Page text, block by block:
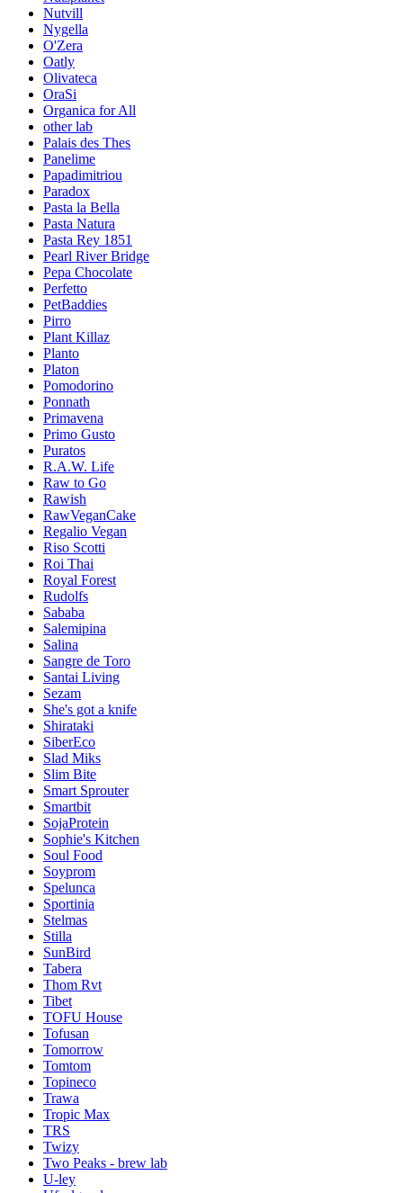
Nutvill
Nygella
O'Zera
Oatly
Olivateca
OraSi
Organica for All
other lab
Palais des Thes
Panelime
Papadimitriou
Paradox
Pasta la Bella
Pasta Natura
Pasta Rey 1851
Pearl River Bridge
Pepa Chocolate
Perfetto
PetBaddies
Pirro
Plant Killaz
Planto
Platon
Pomodorino
Ponnath
Primavena
Primo Gusto
Puratos
R.A.W. Life
Raw to Go
Rawish
RawVeganCake
Regalio Vegan
Riso Scotti
Roi Thai
Royal Forest
Rudolfs
Sababa
Salemipina
Salina
Sangre de Toro
Santai Living
Sezam
She's got a knife
Shirataki
SiberEco
Slad Miks
Slim Bite
Smart Sprouter
Smartbit
SojaProtein
Sophie's Kitchen
Soul Food
Soyprom
Spelunca
Sportinia
Stelmas
Stilla
SunBird
Tabera
Thom Rvt
Tibet
TOFU House
Tofusan
Tomorrow
Tomtom
Topineco
Trawa
Tropic Max
TRS
Twizy
Two Peaks - brew lab
U-ley